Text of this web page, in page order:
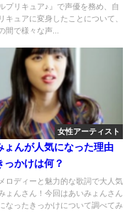
プリキュア♪』で声優を務め、自
キュアに変身したことについて、
間で様々な声...
女性アーティスト
ょんが人気になった理由
っかけは何？
ロディーと魅力的な歌詞で大人気
ょんさん！今回はあいみょんさん
なったきっかけについて調べてみ